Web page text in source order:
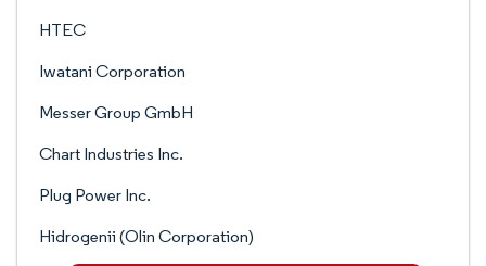
HTEC
Iwatani Corporation
Messer Group GmbH
Chart Industries Inc.
Plug Power Inc.
Hidrogenii (Olin Corporation)